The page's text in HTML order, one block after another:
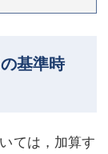
基準時
ては，加算す